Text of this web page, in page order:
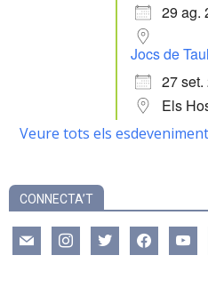
29 ag.
Jocs de
27 set.
Els
Veure tots els
CONNECTA’T
mail instagramtwitter facebookyoutube